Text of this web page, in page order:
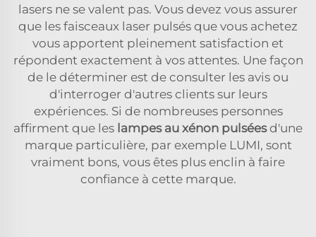
lasers ne se valent pas. Vous devez vous assurer
que les faisceaux laser pulsés que vous achetez
vous apportent pleinement satisfaction et
répondent exactement à vos attentes. Une façon
de le déterminer est de consulter les avis ou
d'interroger d'autres clients sur leurs
expériences. Si de nombreuses personnes
affirment que les lampes au xénon pulséesd'une
marque particulière, par exemple LUMI, sont
vraiment bons, vous êtes plus enclin à faire
confiance à cette marque.